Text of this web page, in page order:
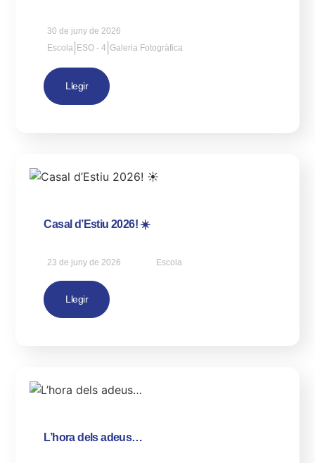
30 de juny de 2026
Escola ESO - 4 |Galeria Fotogràfica
Llegir
Casal d’Estiu 2026! ☀️
23 de juny de 2026 Escola
Llegir
L’hora dels adeus…